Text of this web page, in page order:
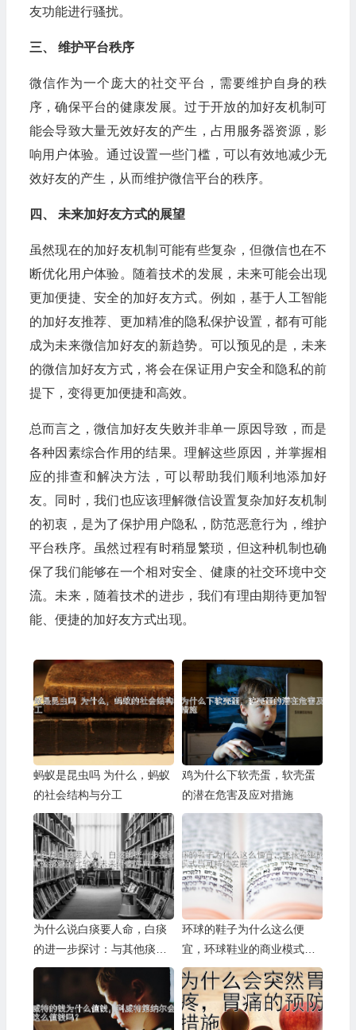
友功能进行骚扰。
三、 维护平台秩序
微信作为一个庞大的社交平台，需要维护自身的秩
序，确保平台的健康发展。过于开放的加好友机制可
能会导致大量无效好友的产生，占用服务器资源，影
响用户体验。通过设置一些门槛，可以有效地减少无
效好友的产生，从而维护微信平台的秩序。
四、 未来加好友方式的展望
虽然现在的加好友机制可能有些复杂，但微信也在不
断优化用户体验。随着技术的发展，未来可能会出现
更加便捷、安全的加好友方式。例如，基于人工智能
的加好友推荐、更加精准的隐私保护设置，都有可能
成为未来微信加好友的新趋势。可以预见的是，未来
的微信加好友方式，将会在保证用户安全和隐私的前
提下，变得更加便捷和高效。
总而言之，微信加好友失败并非单一原因导致，而是
各种因素综合作用的结果。理解这些原因，并掌握相
应的排查和解决方法，可以帮助我们顺利地添加好
友。同时，我们也应该理解微信设置复杂加好友机制
的初衷，是为了保护用户隐私，防范恶意行为，维护
平台秩序。虽然过程有时稍显繁琐，但这种机制也确
保了我们能够在一个相对安全、健康的社交环境中交
流。未来，随着技术的进步，我们有理由期待更加智
能、便捷的加好友方式出现。
蚂蚁是昆虫吗 为什么，蚂蚁
的社会结构与分工
鸡为什么下软壳蛋，软壳蛋
的潜在危害及应对措施
为什么说白痰要人命，白痰
的进一步探讨：与其他痰液
的比较和未来研究方向
环球的鞋子为什么这么便
宜，环球鞋业的商业模式与
可持续发展